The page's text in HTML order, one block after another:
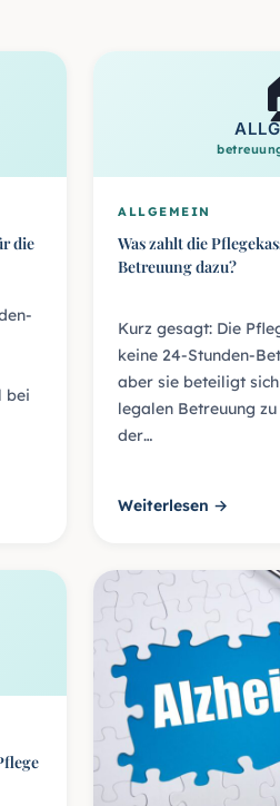
die
bei
ALLGEMEIN
Was zahlt die
Betreuung dazu?
Kurz gesagt: Die
keine 24-Stunden-
aber sie beteiligt
legalen Betreuung
der…
Weiterlesen →